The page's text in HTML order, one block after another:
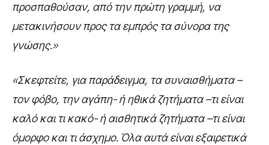
προσπαθούσαν, από την πρώτη γραμμή, να
μετακινήσουν προς τα εμπρός τα σύνορα της
γνώσης.»
«Σκεφτείτε, για παράδειγμα, τα συναισθήματα –
τον φόβο, την αγάπη- ή ηθικά ζητήματα –τι είναι
καλό και τι κακό- ή αισθητικά ζητήματα –τι είναι
όμορφο και τι άσχημο. Όλα αυτά είναι εξαιρετικά